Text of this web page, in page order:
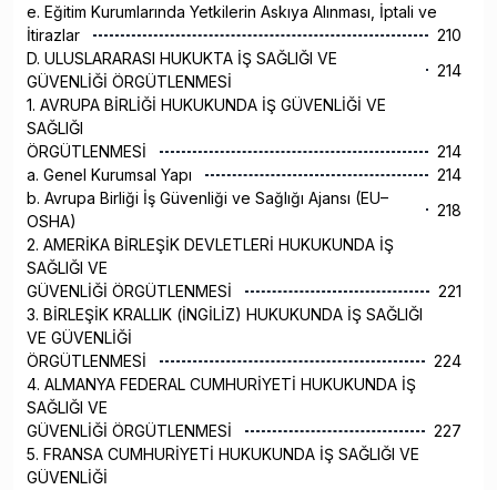
e. Eğitim Kurumlarında Yetkilerin Askıya Alınması, İptali ve
İtirazlar
210
D. ULUSLARARASI HUKUKTA İŞ SAĞLIĞI VE
GÜVENLİĞİ ÖRGÜTLENMESİ
214
1. AVRUPA BİRLİĞİ HUKUKUNDA İŞ GÜVENLİĞİ VE
SAĞLIĞI
ÖRGÜTLENMESİ
214
a. Genel Kurumsal Yapı
214
b. Avrupa Birliği İş Güvenliği ve Sağlığı Ajansı (EU–
OSHA)
218
2. AMERİKA BİRLEŞİK DEVLETLERİ HUKUKUNDA İŞ
SAĞLIĞI VE
GÜVENLİĞİ ÖRGÜTLENMESİ
221
3. BİRLEŞİK KRALLIK (İNGİLİZ) HUKUKUNDA İŞ SAĞLIĞI
VE GÜVENLİĞİ
ÖRGÜTLENMESİ
224
4. ALMANYA FEDERAL CUMHURİYETİ HUKUKUNDA İŞ
SAĞLIĞI VE
GÜVENLİĞİ ÖRGÜTLENMESİ
227
5. FRANSA CUMHURİYETİ HUKUKUNDA İŞ SAĞLIĞI VE
GÜVENLİĞİ